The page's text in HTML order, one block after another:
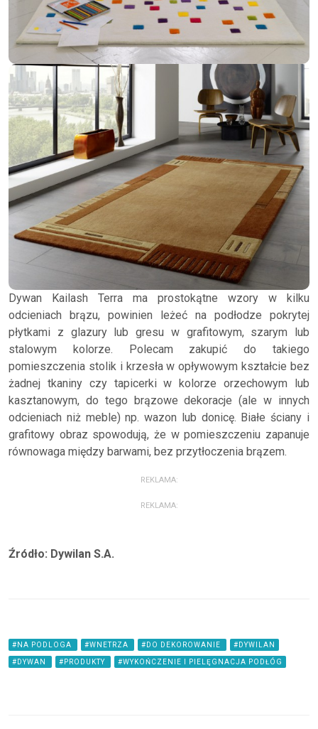
Dywan Kailash Terra ma prostokątne wzory w kilku
odcieniach brązu, powinien leżeć na podłodze pokrytej
płytkami z glazury lub gresu w grafitowym, szarym lub
stalowym kolorze. Polecam zakupić do takiego
pomieszczenia stolik i krzesła w opływowym kształcie bez
żadnej tkaniny czy tapicerki w kolorze orzechowym lub
kasztanowym, do tego brązowe dekoracje (ale w innych
odcieniach niż meble) np. wazon lub donicę. Białe ściany i
grafitowy obraz spowodują, że w pomieszczeniu zapanuje
równowaga między barwami, bez przytłoczenia brązem.
REKLAMA:
REKLAMA:
Źródło: Dywilan S.A.
#NA PODLOGA #WNETRZA #DO DEKOROWANIE #DYWILAN
#DYWAN #PRODUKTY #WYKOŃCZENIE I PIELĘGNACJA PODŁÓG